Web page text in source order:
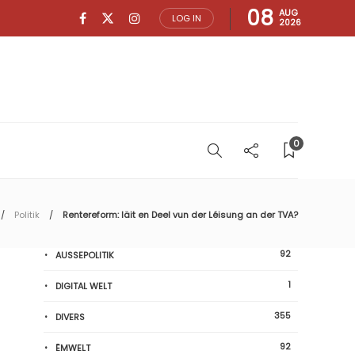
LOG IN 08 AUG
2026
0
Politik Rentereform: läit en Deel vun der Léisung an der TVA?
AUSSEPOLITIK 92
DIGITAL WELT 1
DIVERS 355
ËMWELT 92